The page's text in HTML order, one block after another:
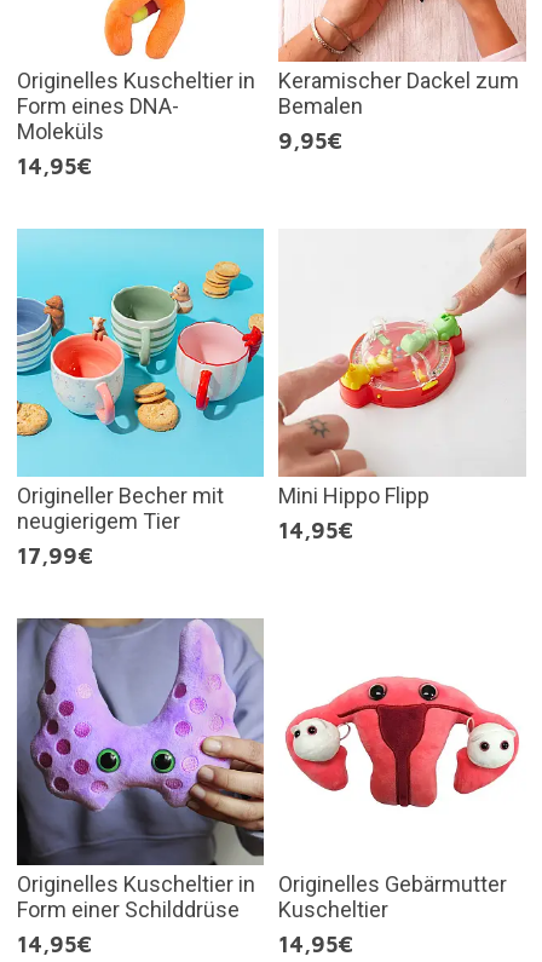
Originelles Kuscheltier in
Form eines DNA-
Moleküls
14,95€
Keramischer Dackel zum
Bemalen
9,95€
Origineller Becher mit
neugierigem Tier
17,99€
Mini Hippo Flipp
14,95€
Originelles Kuscheltier in
Form einer Schilddrüse
14,95€
Originelles Gebärmutter
Kuscheltier
14,95€